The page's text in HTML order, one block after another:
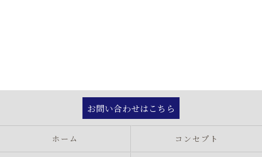
お問い合わせはこちら
ホーム コンセプト